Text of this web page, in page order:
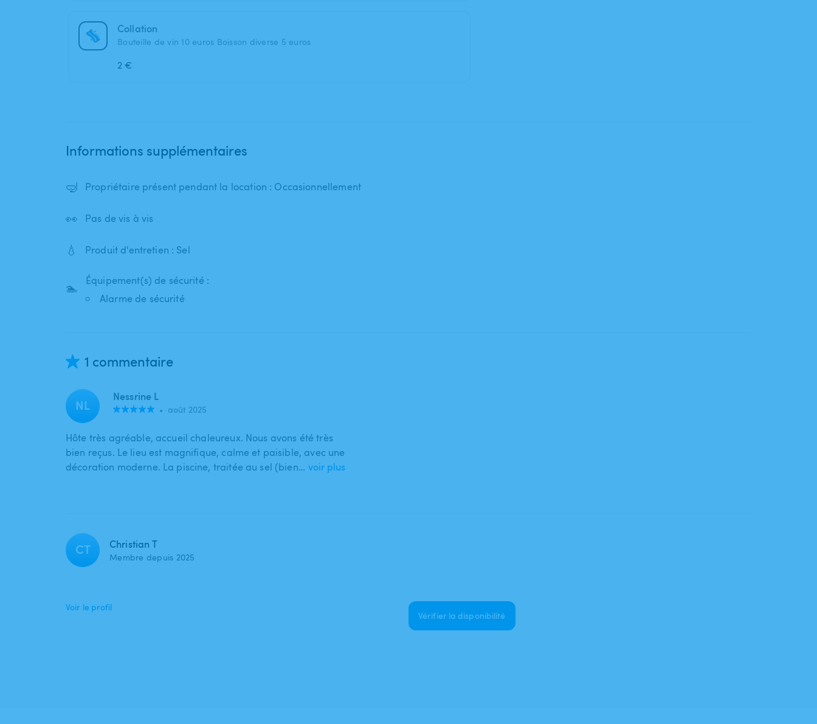
Collation
Bouteille de vin 10 euros Boisson diverse 5 euros
2 €
Informations supplémentaires
🤿 Propriétaire présent pendant la location : Occasionnellement
👀 Pas de vis à vis
💧 Produit d'entretien : Sel
🏊
Équipement(s) de sécurité :
Alarme de sécurité
1 commentaire
NL Nessrine L
• août 2025
Hôte très agréable, accueil chaleureux. Nous avons été très
bien reçus. Le lieu est magnifique, calme et paisible, avec une
décoration moderne. La piscine, traitée au sel (bien… voir plus
CT Christian T
Membre depuis 2025
Voir le profil
Vérifier la disponibilité